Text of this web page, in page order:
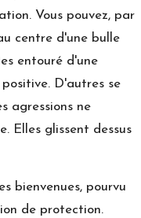
Vous pouvez, par
centre d'une bulle
entouré d'une
D'autres se
agressions ne
Elles glissent dessus
bienvenues, pourvu
de protection.